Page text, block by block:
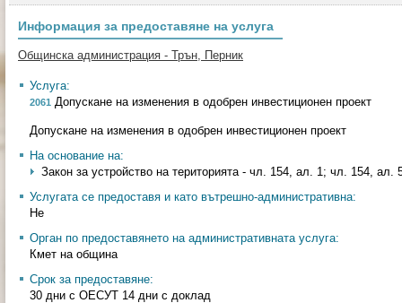
Информация за предоставяне на услуга
Общинска администрация - Трън, Перник
Услуга:
2061 Допускане на изменения в одобрен инвестиционен проект
Допускане на изменения в одобрен инвестиционен проект
На основание на:
Закон за устройство на територията - чл. 154, ал. 1; чл. 154, ал.
Услугата се предоставя и като вътрешно-административна:
Не
Орган по предоставянето на административната услуга:
Кмет на община
Срок за предоставяне:
30 дни с ОЕСУТ 14 дни с доклад